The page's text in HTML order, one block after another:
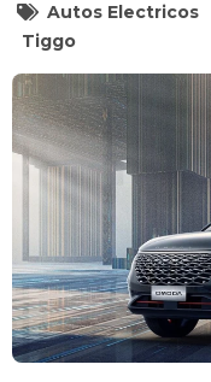
Autos Electricos
Tiggo